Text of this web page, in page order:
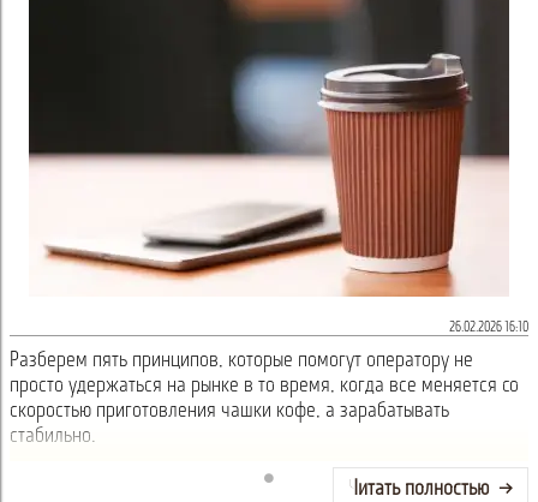
26.02.2026 16:10
Разберем пять принципов, которые помогут оператору не
просто удержаться на рынке в то время, когда все меняется со
скоростью приготовления чашки кофе, а зарабатывать
стабильно.
Читать полностью